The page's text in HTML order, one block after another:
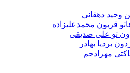
وحید دهقانی
قربون محمدعلیزاده
تو علی صدیقی
بردیا بهادر
مهرادجم